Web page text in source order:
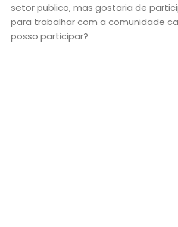
setor publico, mas gostaria de
para trabalhar com a comunidade
posso participar?